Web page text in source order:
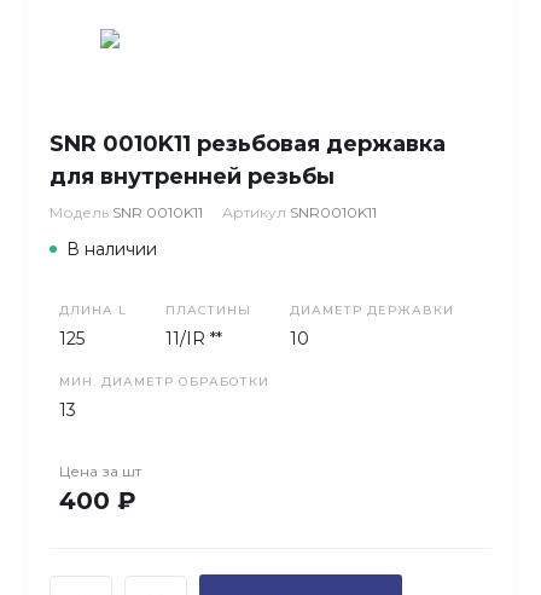
SNR 0010K11 резьбовая державка
для внутренней резьбы
Модель SNR 0010K11 Артикул SNR0010K11
В наличии
ДЛИНА L
125
ПЛАСТИНЫ
11/IR **
ДИАМЕТР ДЕРЖАВКИ
10
МИН. ДИАМЕТР ОБРАБОТКИ
13
Цена за шт
400 ₽